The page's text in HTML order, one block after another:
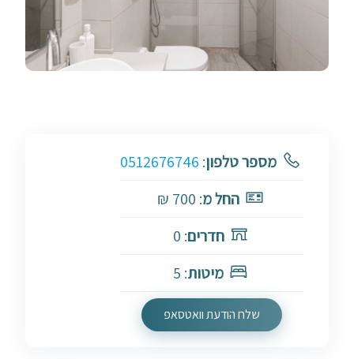
מספר טלפון:
0512676746
החל מ: 700 ₪
חדרים: 0
מיטות: 5
שלח הודעת וואטסאפ